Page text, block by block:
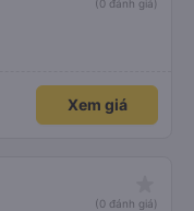
(0 đánh giá)
Xem giá
(0 đánh giá)